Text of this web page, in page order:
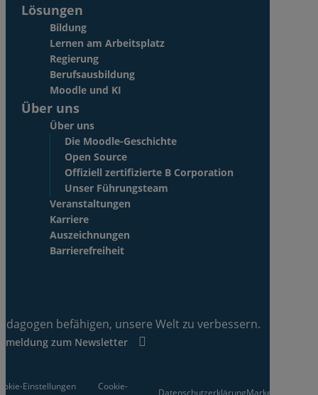
Lösungen
Bildung
Lernen am Arbeitsplatz
Regierung
Berufsausbildung
Moodle und KI
Über uns
Über uns
Die Moodle-Geschichte
Open Source
Offiziell zertifizierte B Corporation
Unser Führungsteam
Veranstaltungen
Karriere
Auszeichnungen
Barrierefreiheit
befähigen, unsere Welt zu verbessern.
zum Newsletter
Einstellungen
Cookie-
DatenschutzerklärungMarkenrichtlinie